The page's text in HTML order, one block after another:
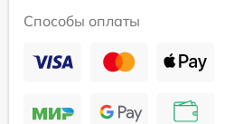
Способы оплаты